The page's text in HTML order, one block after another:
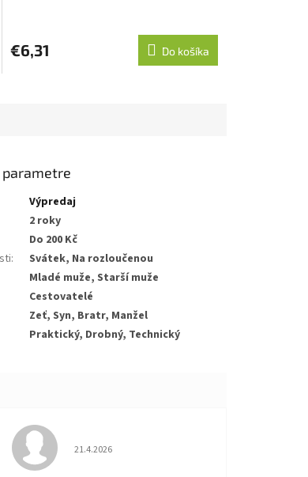
€6,31 Do košíka
parametre
Výpredaj
2 roky
Do 200 Kč
:
Svátek, Na rozloučenou
Mladé muže, Starší muže
Cestovatelé
Zeť, Syn, Bratr, Manžel
Praktický, Drobný, Technický
Hodnotenie obchodu je 5 z 5 hviezdičiek.
21.4.2026